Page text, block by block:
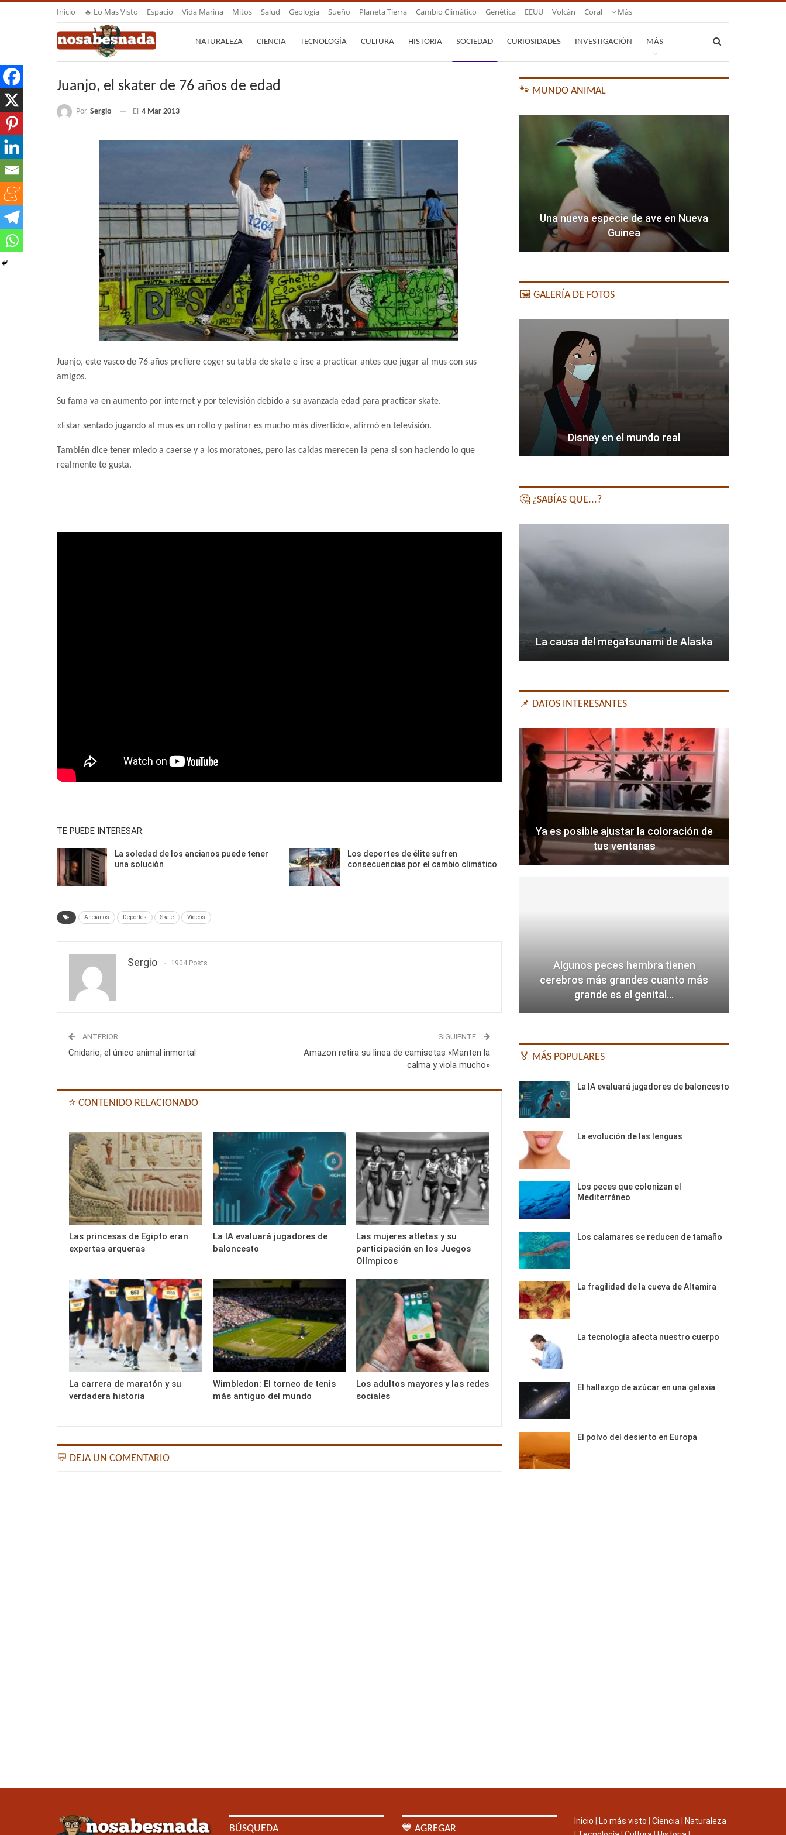
Inicio 🔥 Lo Más Visto Espacio Vida Marina Mitos Salud Geología Sueño Planeta Tierra Cambio Climático Genética EEUU Volcán Coral Más
NATURALEZA CIENCIA TECNOLOGÍA CULTURA HISTORIA SOCIEDAD CURIOSIDADES INVESTIGACIÓN MÁS
Juanjo, el skater de 76 años de edad
Por Sergio El 4 Mar 2013
Juanjo, este vasco de 76 años prefiere coger su tabla de skate e irse a practicar antes que jugar al mus con sus
amigos.
Su fama va en aumento por internet y por televisión debido a su avanzada edad para practicar skate.
«Estar sentado jugando al mus es un rollo y patinar es mucho más divertido», afirmó en televisión.
También dice tener miedo a caerse y a los moratones, pero las caídas merecen la pena si son haciendo lo que
realmente te gusta.
TE PUEDE INTERESAR:
La soledad de los ancianos puede tener
una solución
Los deportes de élite sufren
consecuencias por el cambio climático
Ancianos Deportes Skate Vídeos
Sergio 1904 Posts
ANTERIOR
Cnidario, el único animal inmortal
SIGUIENTE
Amazon retira su linea de camisetas «Manten la
calma y viola mucho»
⭐ CONTENIDO RELACIONADO
Las princesas de Egipto eran
expertas arqueras
La IA evaluará jugadores de
baloncesto
Las mujeres atletas y su
participación en los Juegos
Olímpicos
La carrera de maratón y su
verdadera historia
Wimbledon: El torneo de tenis
más antiguo del mundo
Los adultos mayores y las redes
sociales
💬 DEJA UN COMENTARIO
🐾 MUNDO ANIMAL
Una nueva especie de ave en Nueva
Guinea
🖼️ GALERÍA DE FOTOS
Disney en el mundo real
🤔 ¿SABÍAS QUE...?
La causa del megatsunami de Alaska
📌 DATOS INTERESANTES
Ya es posible ajustar la coloración de
tus ventanas
Algunos peces hembra tienen
cerebros más grandes cuanto más
grande es el genital…
🏅 MÁS POPULARES
La IA evaluará jugadores de baloncesto
La evolución de las lenguas
Los peces que colonizan el
Mediterráneo
Los calamares se reducen de tamaño
La fragilidad de la cueva de Altamira
La tecnología afecta nuestro cuerpo
El hallazgo de azúcar en una galaxia
El polvo del desierto en Europa
BÚSQUEDA 💙 AGREGAR
Inicio Lo más visto Ciencia
Naturaleza